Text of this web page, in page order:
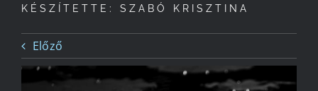
Tagjaink
Csatlakozz!
KÉSZÍTETTE: SZABÓ KRISZTINA
Előző